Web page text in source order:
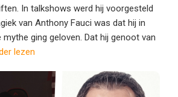
In talkshows werd hij voorgesteld
van Anthony Fauci was dat hij in
ging geloven. Dat hij genoot van
lezen